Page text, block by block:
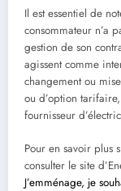
Il est essentiel de
consommateur n’a
gestion de son
agissent comme
changement ou
ou d’option
fournisseur
Pour en savoir plus
consulter le site
J’emménage, je